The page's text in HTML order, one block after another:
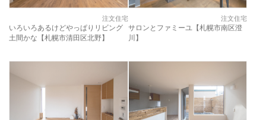
注文住宅
いろいろあるけどやっぱりリビング
土間かな【札幌市清田区北野】
注文住宅
サロンとファミーユ【札幌市南区澄
川】